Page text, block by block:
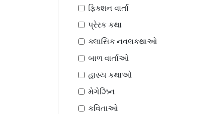
ફિક્શન વાર્તા
પ્રેરક કથા
ક્લાસિક નવલકથાઓ
બાળ વાર્તાઓ
હાસ્ય કથાઓ
મેગેઝિન
કવિતાઓ